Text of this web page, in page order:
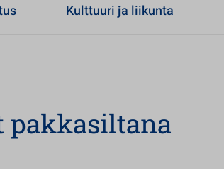
Kulttuuri ja liikunta